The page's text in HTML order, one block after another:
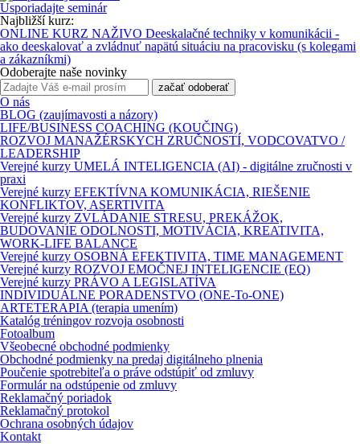
Usporiadajte seminár
Najbližší kurz:
ONLINE KURZ NAŽIVO Deeskalačné techniky v komunikácii -
ako deeskalovať a zvládnuť napätú situáciu na pracovisku (s kolegami
a zákazníkmi)
Odoberajte naše novinky
začať odoberať
O nás
BLOG (zaujímavosti a názory)
LIFE/BUSINESS COACHING (KOUČING)
ROZVOJ MANAŽÉRSKYCH ZRUČNOSTÍ, VODCOVATVO /
LEADERSHIP
Verejné kurzy UMELÁ INTELIGENCIA (AI) - digitálne zručnosti v
praxi
Verejné kurzy EFEKTÍVNA KOMUNIKÁCIA, RIEŠENIE
KONFLIKTOV, ASERTIVITA
Verejné kurzy ZVLÁDANIE STRESU, PREKÁŽOK,
BUDOVANIE ODOLNOSTI, MOTIVÁCIA, KREATIVITA,
WORK-LIFE BALANCE
Verejné kurzy OSOBNÁ EFEKTIVITA, TIME MANAGEMENT
Verejné kurzy ROZVOJ EMOČNEJ INTELIGENCIE (EQ)
Verejné kurzy PRÁVO A LEGISLATÍVA
INDIVIDUÁLNE PORADENSTVO (ONE-To-ONE)
ARTETERAPIA (terapia umením)
Katalóg tréningov rozvoja osobnosti
Fotoalbum
Všeobecné obchodné podmienky
Obchodné podmienky na predaj digitálneho plnenia
Poučenie spotrebiteľa o práve odstúpiť od zmluvy
Formulár na odstúpenie od zmluvy
Reklamačný poriadok
Reklamačný protokol
Ochrana osobných údajov
Kontakt